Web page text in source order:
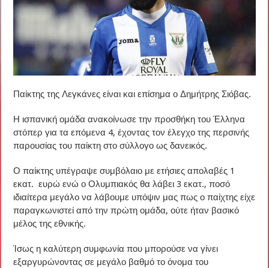
Παίκτης της Λεγκάνες είναι και επίσημα ο Δημήτρης Σιόβας.
Η ισπανική ομάδα ανακοίνωσε την προσθήκη του Έλληνα
στόπερ για τα επόμενα 4, έχοντας τον έλεγχο της περσινής
παρουσίας του παίκτη στο σύλλογο ως δανεικός.
Ο παίκτης υπέγραψε συμβόλαιο με ετήσιες απολαβές 1
εκατ. ευρώ ενώ ο Ολυμπιακός θα λάβει 3 εκατ., ποσό
ιδιαίτερα μεγάλο να λάβουμε υπόψιν μας πως ο παίχτης είχε
παραγκωνιστεί από την πρώτη ομάδα, ούτε ήταν βασικό
μέλος της εθνικής.
Ίσως η καλύτερη συμφωνία που μπορούσε να γίνει
εξαργυρώνοντας σε μεγάλο βαθμό το όνομα του